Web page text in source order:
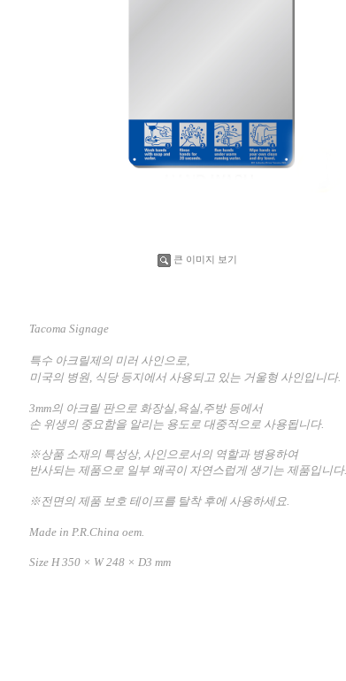
큰 이미지 보기
Tacoma Signage
특수 아크릴제의 미러 사인으로,
미국의 병원, 식당 등지에서 사용되고 있는 거울형 사인입니다.
3mm의 아크릴 판으로 화장실,욕실,주방 등에서
손 위생의 중요함을 알리는 용도로 대중적으로 사용됩니다.
※상품 소재의 특성상, 사인으로서의 역할과 병용하여
반사되는 제품으로 일부 왜곡이 자연스럽게 생기는 제품입니다.
※전면의 제품 보호 테이프를 탈착 후에 사용하세요
Made in P.R.China oem.
Size H 350 × W 248 × D3 mm